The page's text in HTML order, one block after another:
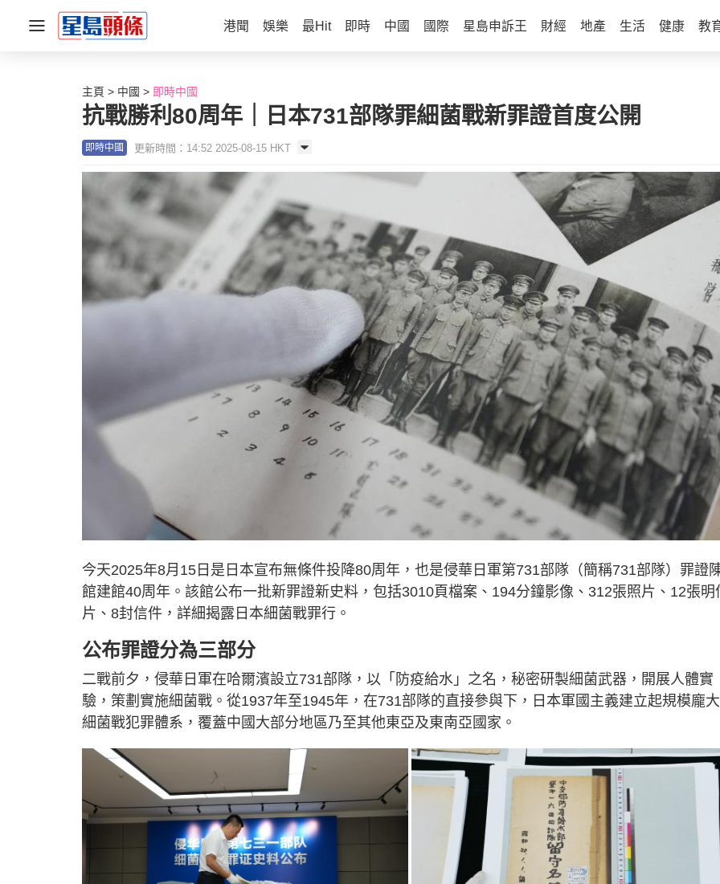
港聞 娛樂 最Hit 即時 中國 國際 星島申訴王 財經 地產 生活 健康 教
主頁 中國 即時中國
抗戰勝利80周年｜日本731部隊罪細菌戰新罪證首度公開
即時中國 更新時間：14:52 2025-08-15 HKT
今天2025年8月15日是日本宣布無條件投降80周年，也是侵華日軍第731部隊（簡稱731部隊）罪證
館建館40周年。該館公布一批新罪證新史料，包括3010頁檔案、194分鐘影像、312張照片、12張明
片、8封信件，詳細揭露日本細菌戰罪行。
公布罪證分為三部分
二戰前夕，侵華日軍在哈爾濱設立731部隊，以「防疫給水」之名，秘密研製細菌武器，開展人體實
驗，策劃實施細菌戰。從1937年至1945年，在731部隊的直接參與下，日本軍國主義建立起規模龐
細菌戰犯罪體系，覆蓋中國大部分地區乃至其他東亞及東南亞國家。